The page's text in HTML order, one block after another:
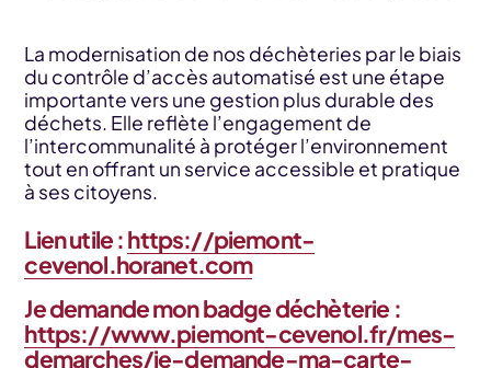
La modernisation de nos déchèteries par le biais
du contrôle d’accès automatisé est une étape
importante vers une gestion plus durable des
déchets. Elle reflète l’engagement de
l’intercommunalité à protéger l’environnement
tout en offrant un service accessible et pratique
à ses citoyens.
Lien utile:https://piemont-
cevenol.horanet.com
Je demande mon badge déchèterie :
https://www.piemont-cevenol.fr/mes-
demarches/je-demande-ma-carte-